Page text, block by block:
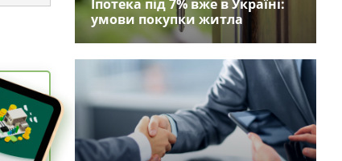
Іпотека під 7% вже в Україні:
умови покупки житла